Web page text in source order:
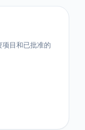
目和已批准的